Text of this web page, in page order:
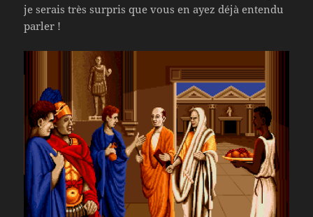
je serais très surpris que vous en ayez déjà entendu
parler !